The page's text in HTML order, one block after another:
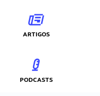
ARTIGOS
PODCASTS